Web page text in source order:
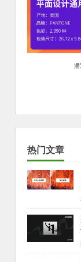
热门文章